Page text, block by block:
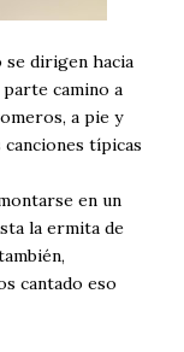
se dirigen hacia
parte camino a
a pie y
típicas
en un
la ermita de
cantado eso